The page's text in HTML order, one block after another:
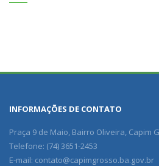
INFORMAÇÕES DE CONTATO
Praça 9 de Maio, Bairro Oliveira, Capim
Telefone: (74) 3651-2453
E-mail: contato@capimgrosso.ba.gov.br